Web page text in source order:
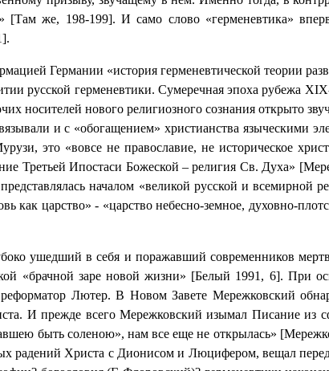
[Там же, 198-199]. И само слово «герменевтика»
Германии «история герменевтической теории
русской герменевтики. Сумеречная эпоха рубежа ХI
носителей нового религиозного сознания открыто
и с «обогащением» христианства языческими
это «вовсе не православие, не историческое
Третьей Ипостаси Божеской – религия Св. Духа»
началом «великой русской и
как царство» - «царство небесно-земное, духовно-
ушедший в себя и поражавший современников
«брачной заре новой жизни» [Белый 1991, 6]. При
Лютер. В Новом Завете Мережковский
И прежде всего Мережковский изымал Писание из
быть соленою», нам все еще не открылась»
радений Христа с Дионисом и Люцифером, вещал